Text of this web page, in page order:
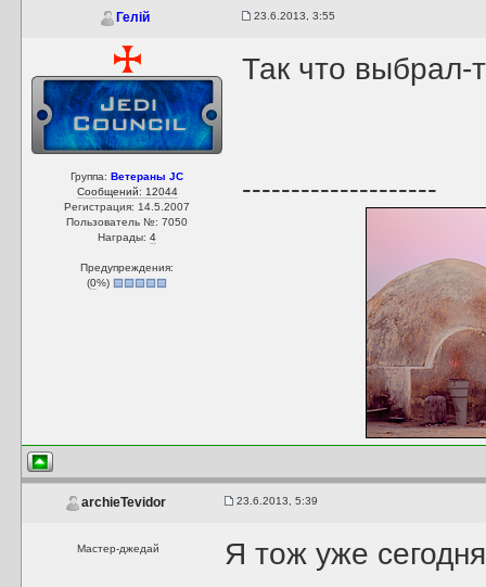
Гелій 23.6.2013, 3:55
Группа:Ветераны JC
Сообщений: 12044
Регистрация: 14.5.2007
Пользователь №: 7050
Награды:4
Предупреждения:
(0%)
Так что выбрал-
--------------------
archieTevidor 23.6.2013, 5:39
Мастер-джедай
Я тож уже